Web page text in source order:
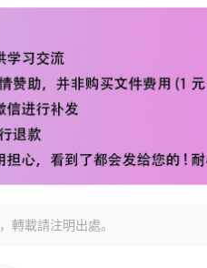
，轉載請注明出處。